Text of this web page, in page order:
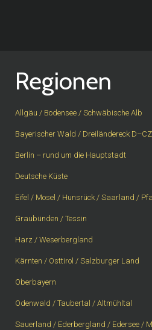
Regionen
Allgäu / Bodensee / Schwäbische Alb
Bayerischer Wald / Dreiländereck
Berlin – rund um die Hauptstadt
Deutsche Küste
Eifel / Mosel / Hunsrück / Saarland /
Graubünden / Tessin
Harz / Weserbergland
Kärnten / Osttirol / Salzburger Land
Oberbayern
Odenwald / Taubertal / Altmühltal
Sauerland / Ederbergland / Edersee /